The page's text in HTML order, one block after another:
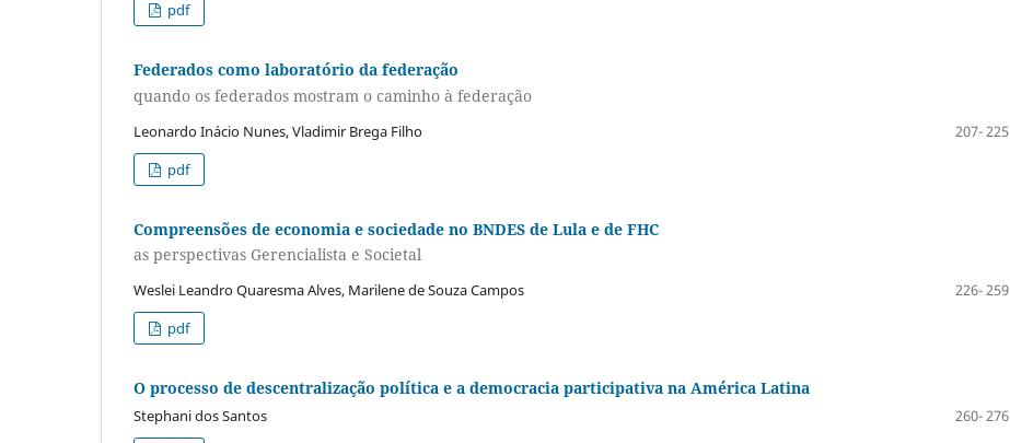
pdf
Federados como laboratório da federação
quando os federados mostram o caminho à federação
Leonardo Inácio Nunes, Vladimir Brega Filho
207- 225
pdf
Compreensões de economia e sociedade no BNDES de Lula e de FHC
as perspectivas Gerencialista e Societal
Weslei Leandro Quaresma Alves, Marilene de Souza Campos
226- 259
pdf
O processo de descentralização política e a democracia participativa na América Latina
Stephani dos Santos
260- 276